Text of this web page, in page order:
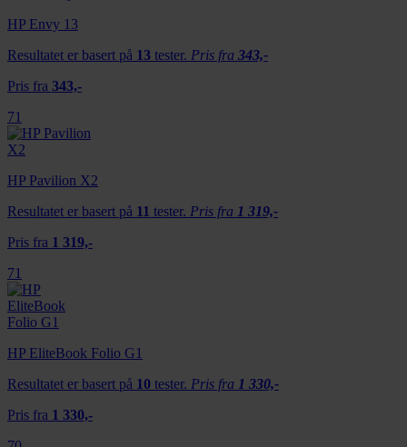
HP Envy 13
Resultatet er basert på 13 tester. Pris fra 343,-
Pris fra 343,-
71
HP Pavilion X2
Resultatet er basert på 11 tester. Pris fra 1 319,-
Pris fra 1 319,-
71
HP EliteBook Folio G1
Resultatet er basert på 10 tester. Pris fra 1 330,-
Pris fra 1 330,-